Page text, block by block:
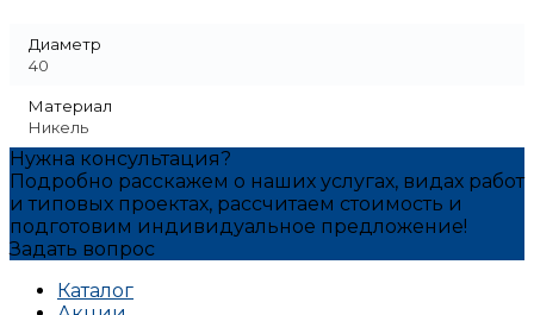
Диаметр
40
Материал
Никель
Нужна консультация?
Подробно расскажем о наших услугах, видах работ
и типовых проектах, рассчитаем стоимость и
подготовим индивидуальное предложение!
Задать вопрос
Каталог